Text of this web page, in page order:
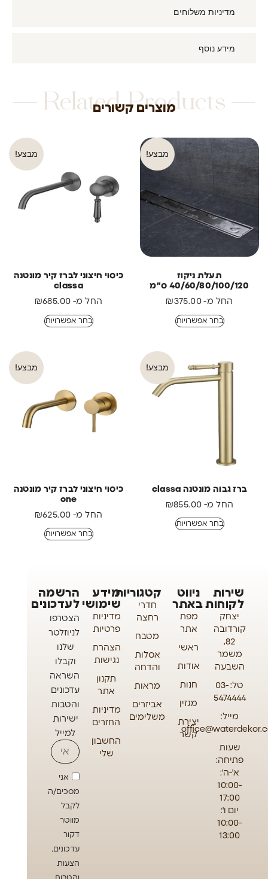
מדיניות משלוחים
מידע נוסף
Related Products
מוצרים קשורים
מבצע!
תעלת ניקוז
40/60/80/100/120 ס״מ
החל מ-
₪375.00
בחר אפשרויות
מבצע!
כיסוי חיצוני לברז קיר מונטנה
classa
החל מ-
₪685.00
בחר אפשרויות
מבצע!
ברז גבוה מונטנה classa
החל מ-
₪855.00
בחר אפשרויות
מבצע!
כיסוי חיצוני לברז קיר מונטנה
one
החל מ-
₪625.00
בחר אפשרויות
שירות
לקוחות
יצחק
קורדובה
82,
משמר
השבעה
טל: 03-
5474444
מייל:
שעות
פתיחה:
א'-ה':
10:00-
17:00
יום ו':
10:00-
13:00
ניווט
באתר
מפת
אתר
ראשי
אודות
חנות
מגזין
יצירת
קשר
קטגוריות
חדרי
רחצה
מטבח
אסלות
והדחה
מראות
אביזרים
משלימים
מידע
שימושי
מדיניות
פרטיות
הצהרת
נגישות
תקנון
אתר
מדיניות
החזרים
החשבון
שלי
הרשמה
לעדכונים
הצטרפו
לניוזלטר
שלנו
וקבלו
השראה
עדכונים
והטבות
ישירות
למייל
אני
מסכים/ה
לקבל
מווטר
דקור
עדכונים,
הצעות